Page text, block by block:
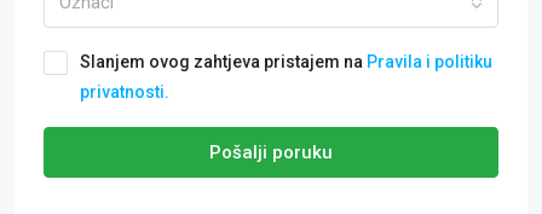
Slanjem ovog zahtjeva pristajem na Pravila i politiku
privatnosti.
Pošalji poruku